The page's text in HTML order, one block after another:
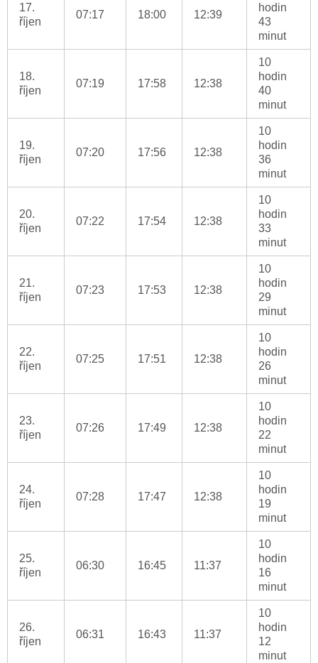
17.
říjen
07:17 18:00 12:39
hodin
43
minut
18.
říjen
07:19 17:58 12:38
10
hodin
40
minut
19.
říjen
07:20 17:56 12:38
10
hodin
36
minut
20.
říjen
07:22 17:54 12:38
10
hodin
33
minut
21.
říjen
07:23 17:53 12:38
10
hodin
29
minut
22.
říjen
07:25 17:51 12:38
10
hodin
26
minut
23.
říjen
07:26 17:49 12:38
10
hodin
22
minut
24.
říjen
07:28 17:47 12:38
10
hodin
19
minut
25.
říjen
06:30 16:45 11:37
10
hodin
16
minut
26.
říjen
06:31 16:43 11:37
10
hodin
12
minut